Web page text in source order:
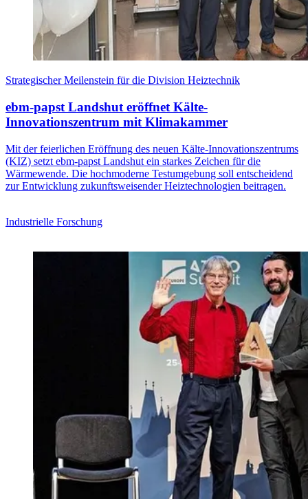
Strategischer Meilenstein für die Division Heiztechnik
ebm‑papst Landshut eröffnet Kälte-
Innovationszentrum mit Klimakammer
Mit der feierlichen Eröffnung des neuen Kälte-Innovationszentrums
(KIZ) setzt ebm‑papst Landshut ein starkes Zeichen für die
Wärmewende. Die hochmoderne Testumgebung soll entscheidend
zur Entwicklung zukunftsweisender Heiztechnologien beitragen.
Industrielle Forschung